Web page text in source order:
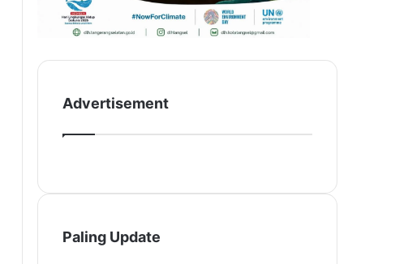
Advertisement
Paling Update